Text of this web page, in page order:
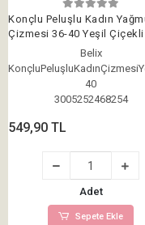
Konçlu Peluşlu Kadın
Çizmesi 36-40 Yeşil Çiçekli
Belix
40
3005252468254
549,90 TL
Adet
Sepete Ekle